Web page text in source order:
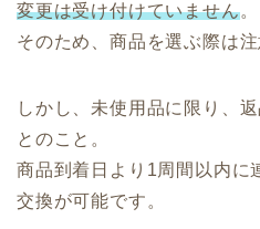
変更は受け付けていません。
そのため、商品を選ぶ際は注
しかし、未使用品に限り、
とのこと。
商品到着日より1周間以内に
交換が可能です。